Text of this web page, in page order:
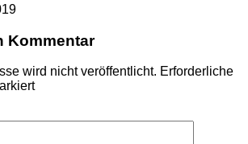
Kommentar
wird nicht veröffentlicht. Erforderliche